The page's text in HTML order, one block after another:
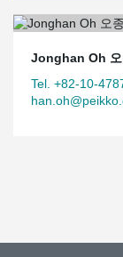
Jonghan Oh 오
Tel. +82-10-